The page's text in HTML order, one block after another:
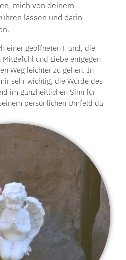
mich von deinem
lassen und darin
einer geöffneten Hand, die
Mitgefühl und Liebe entgegen
Weg leichter zu gehen. In
sehr wichtig, die Würde des
im ganzheitlichen Sinn für
persönlichen Umfeld da